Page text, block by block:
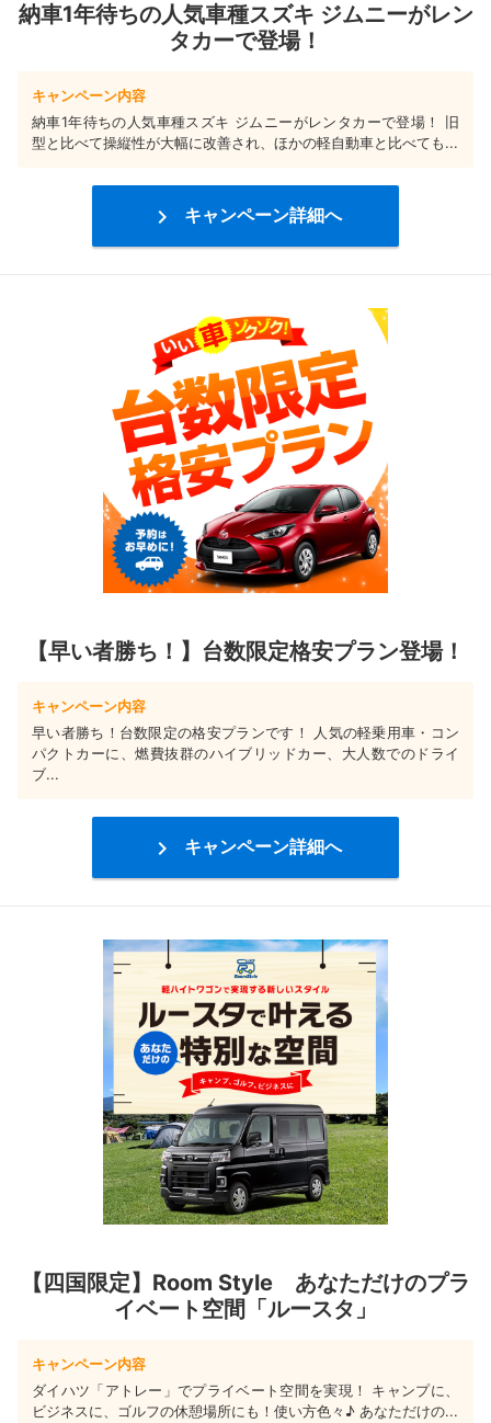
納車1年待ちの人気車種スズキ ジムニーがレン
タカーで登場！
キャンペーン内容
納車1年待ちの人気車種スズキ ジムニーがレンタカーで登場！ 旧
型と比べて操縦性が大幅に改善され、ほかの軽自動車と比べても...
 キャンペーン詳細へ
【早い者勝ち！】台数限定格安プラン登場！
キャンペーン内容
早い者勝ち！台数限定の格安プランです！ 人気の軽乗用車・コン
パクトカーに、燃費抜群のハイブリッドカー、大人数でのドライ
ブ...
 キャンペーン詳細へ
【四国限定】Room Style あなただけのプラ
イベート空間「ルースタ」
キャンペーン内容
ダイハツ「アトレー」でプライベート空間を実現！ キャンプに、
ビジネスに、ゴルフの休憩場所にも！使い方色々♪ あなただけの...